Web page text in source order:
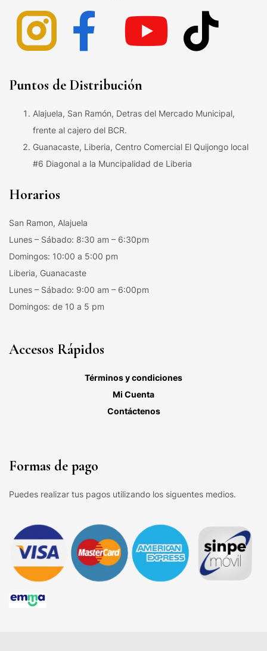
Puntos de Distribución
Alajuela, San Ramón, Detras del Mercado Municipal,
frente al cajero del BCR.
Guanacaste, Liberia, Centro Comercial El Quijongo local
#6 Diagonal a la Muncipalidad de Liberia
Horarios
San Ramon, Alajuela
Lunes – Sábado: 8:30 am – 6:30pm
Domingos: 10:00 a 5:00 pm
Liberia, Guanacaste
Lunes – Sábado: 9:00 am – 6:00pm
Domingos: de 10 a 5 pm
Accesos Rápidos
Términos y condiciones
Mi Cuenta
Contáctenos
Formas de pago
Puedes realizar tus pagos utilizando los siguentes medios.